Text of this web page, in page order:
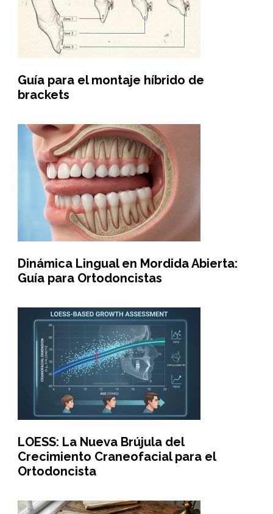
Guía para el montaje híbrido de
brackets
Dinámica Lingual en Mordida Abierta:
Guía para Ortodoncistas
LOESS: La Nueva Brújula del
Crecimiento Craneofacial para el
Ortodoncista